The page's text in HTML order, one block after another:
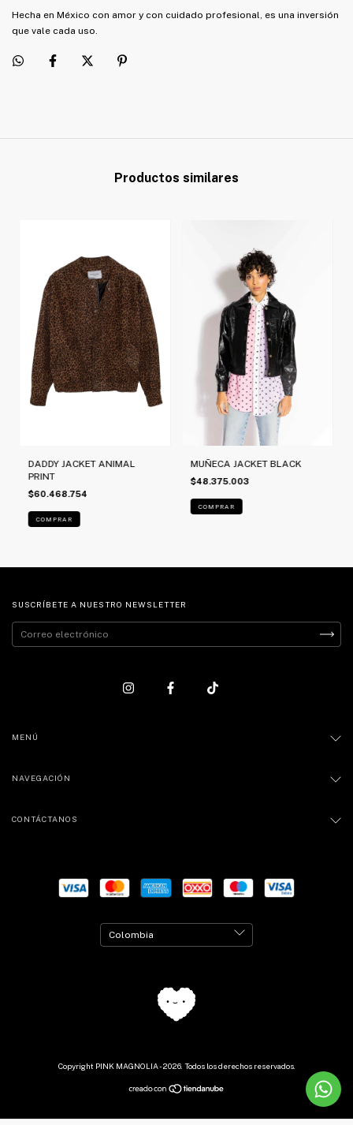
Hecha en México con amor y con cuidado profesional, es una inversión
que vale cada uso.
Productos similares
DADDY JACKET ANIMAL
PRINT
$60.468.754
COMPRAR
MUÑECA JACKET BLACK
$48.375.003
COMPRAR
SUSCRÍBETE A NUESTRO NEWSLETTER
MENÚ
NAVEGACIÓN
CONTÁCTANOS
Copyright PINK MAGNOLIA - 2026. Todos los derechos reservados.